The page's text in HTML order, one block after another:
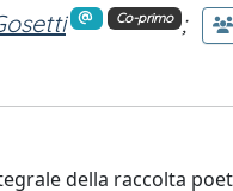
Co-primo
;
della raccolta